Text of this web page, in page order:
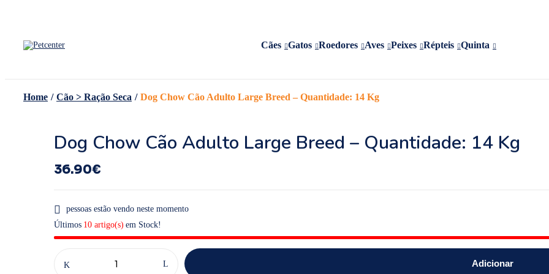
Cães Gatos Roedores Aves Peixes Répteis Quinta
Home / Cão > Ração Seca / Dog Chow Cão Adulto Large Breed – Quantidade: 14 Kg
Dog Chow Cão Adulto Large Breed – Quantidade: 14 Kg
36.90€
pessoas estão vendo neste momento
Últimos 10 artigo(s) em Stock!
Adicionar